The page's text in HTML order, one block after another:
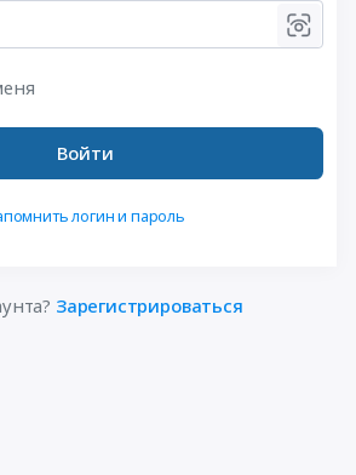
Войти
логин и пароль
Зарегистрироваться